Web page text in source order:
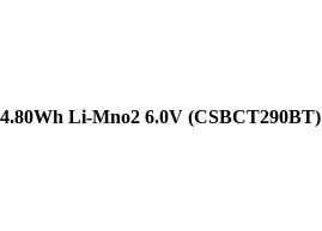
Li-Mno2 6.0V (CSBCT290BT)